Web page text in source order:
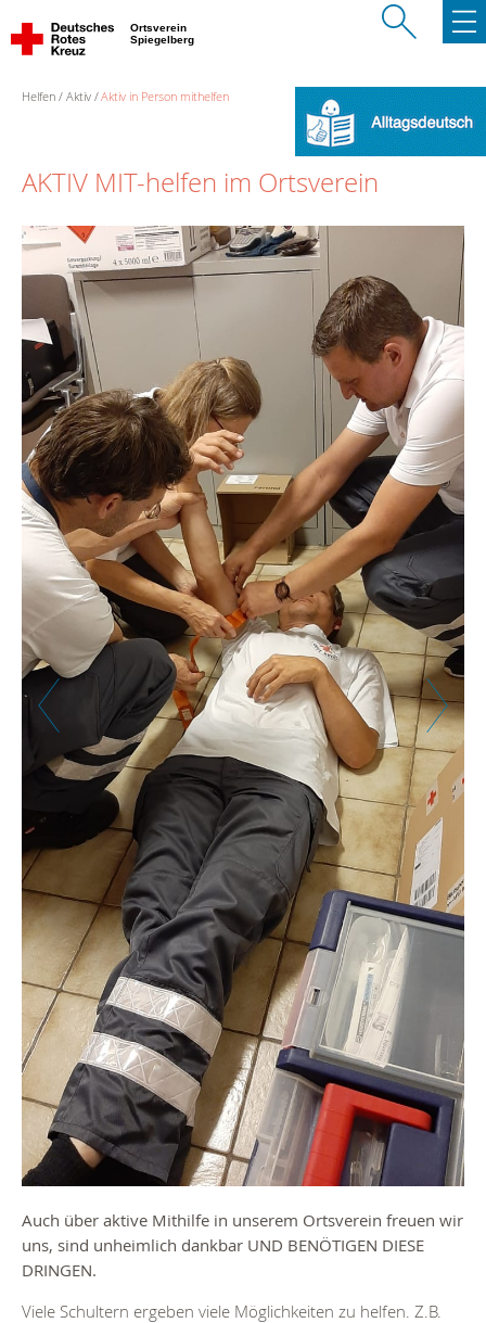
Ortsverein
Spiegelberg
Helfen Aktiv Aktiv in Person mithelfen
AKTIV MIT-helfen im Ortsverein
Zurück Weiter
Auch über aktive Mithilfe in unserem Ortsverein freuen wir
uns, sind unheimlich dankbar UND BENÖTIGEN DIESE
DRINGEN.
Viele Schultern ergeben viele Möglichkeiten zu helfen. Z.B.